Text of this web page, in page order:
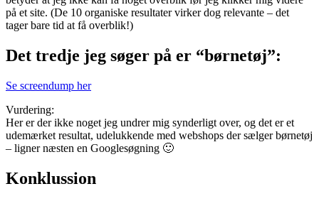
på et site. (De 10 organiske resultater virker dog relevante – det
tager bare tid at få overblik!)
Det tredje jeg søger på er “børnetøj”:
Se screendump her
Vurdering:
Her er der ikke noget jeg undrer mig synderligt over, og det er et
udemærket resultat, udelukkende med webshops der sælger børnetøj
– ligner næsten en Googlesøgning 🙂
Konklussion